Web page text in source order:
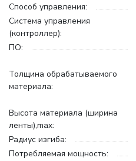
Способ управления:
Система управления
(контроллер):
ПО:
Толщина обрабатываемого
материала:
Высота материала (ширина
ленты),max:
Радиус изгиба:
Потребляемая мощность: